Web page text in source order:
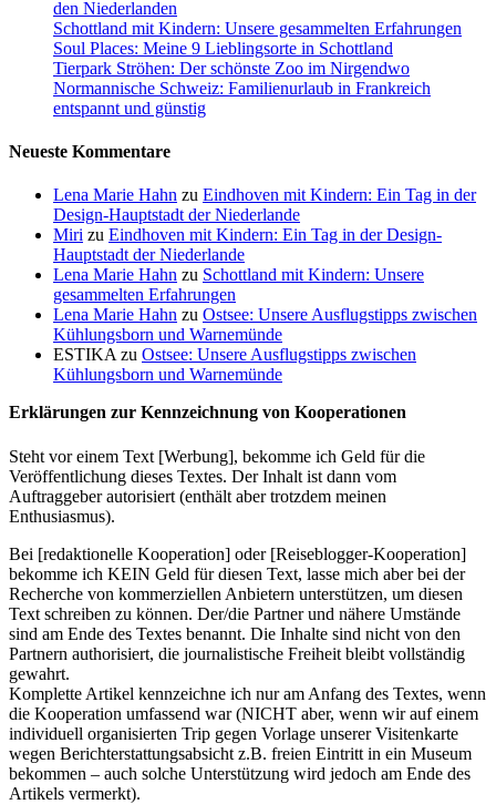
den Niederlanden
Schottland mit Kindern: Unsere gesammelten Erfahrungen
Soul Places: Meine 9 Lieblingsorte in Schottland
Tierpark Ströhen: Der schönste Zoo im Nirgendwo
Normannische Schweiz: Familienurlaub in Frankreich
entspannt und günstig
Neueste Kommentare
Lena Marie Hahn zu Eindhoven mit Kindern: Ein Tag in der
Design-Hauptstadt der Niederlande
Miri zu Eindhoven mit Kindern: Ein Tag in der Design-
Hauptstadt der Niederlande
Lena Marie Hahn zu Schottland mit Kindern: Unsere
gesammelten Erfahrungen
Lena Marie Hahn zu Ostsee: Unsere Ausflugstipps zwischen
Kühlungsborn und Warnemünde
ESTIKA zu Ostsee: Unsere Ausflugstipps zwischen
Kühlungsborn und Warnemünde
Erklärungen zur Kennzeichnung von Kooperationen
Steht vor einem Text [Werbung], bekomme ich Geld für die
Veröffentlichung dieses Textes. Der Inhalt ist dann vom
Auftraggeber autorisiert (enthält aber trotzdem meinen
Enthusiasmus).
Bei [redaktionelle Kooperation] oder [Reiseblogger-Kooperation]
bekomme ich KEIN Geld für diesen Text, lasse mich aber bei der
Recherche von kommerziellen Anbietern unterstützen, um diesen
Text schreiben zu können. Der/die Partner und nähere Umstände
sind am Ende des Textes benannt. Die Inhalte sind nicht von den
Partnern authorisiert, die journalistische Freiheit bleibt vollständig
gewahrt.
Komplette Artikel kennzeichne ich nur am Anfang des Textes, wenn
die Kooperation umfassend war (NICHT aber, wenn wir auf einem
individuell organisierten Trip gegen Vorlage unserer Visitenkarte
wegen Berichterstattungsabsicht z.B. freien Eintritt in ein Museum
bekommen – auch solche Unterstützung wird jedoch am Ende des
Artikels vermerkt).